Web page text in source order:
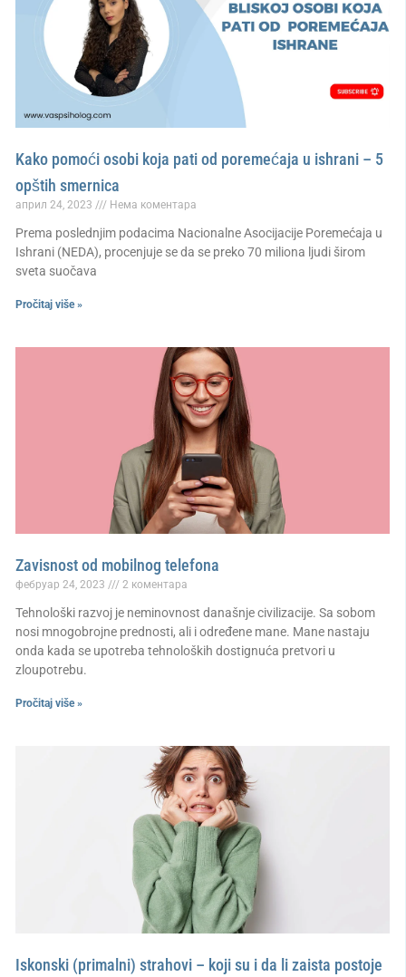
Kako pomoći osobi koja pati od poremećaja u ishrani – 5
opštih smernica
април 24, 2023 Нема коментара
Prema poslednjim podacima Nacionalne Asocijacije Poremećaja u
Ishrani (NEDA), procenjuje se da se preko 70 miliona ljudi širom
sveta suočava
Pročitaj više »
Zavisnost od mobilnog telefona
фебруар 24, 2023 2 коментара
Tehnološki razvoj je neminovnost današnje civilizacije. Sa sobom
nosi mnogobrojne prednosti, ali i određene mane. Mane nastaju
onda kada se upotreba tehnoloških dostignuća pretvori u
zloupotrebu.
Pročitaj više »
Iskonski (primalni) strahovi – koji su i da li zaista postoje